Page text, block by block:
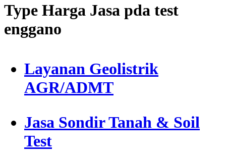
Type Harga Jasa pda test
enggano
Layanan Geolistrik
AGR/ADMT
Jasa Sondir Tanah & Soil
Test